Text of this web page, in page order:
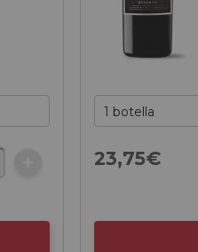
23,75€